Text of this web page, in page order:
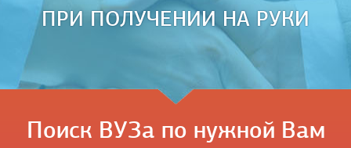
ПРИ ПОЛУЧЕНИИ НА РУКИ
Поиск ВУЗа по нужной Вам